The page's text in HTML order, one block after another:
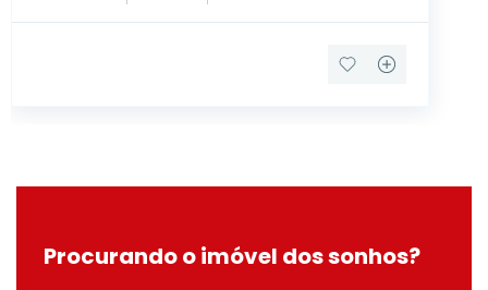
Procurando o imóvel dos sonhos?